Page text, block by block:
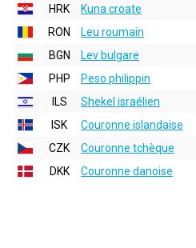
HRK
Kuna croate
RON
Leu roumain
BGN
Lev bulgare
PHP
Peso philippin
ILS
Shekel israélien
ISK
Couronne islandaise
CZK
Couronne tchèque
DKK
Couronne danoise